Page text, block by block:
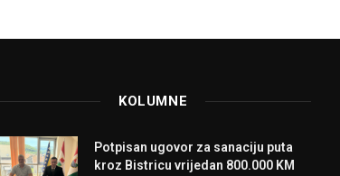
KOLUMNE
Potpisan ugovor za sanaciju puta
kroz Bistricu vrijedan 800.000 KM